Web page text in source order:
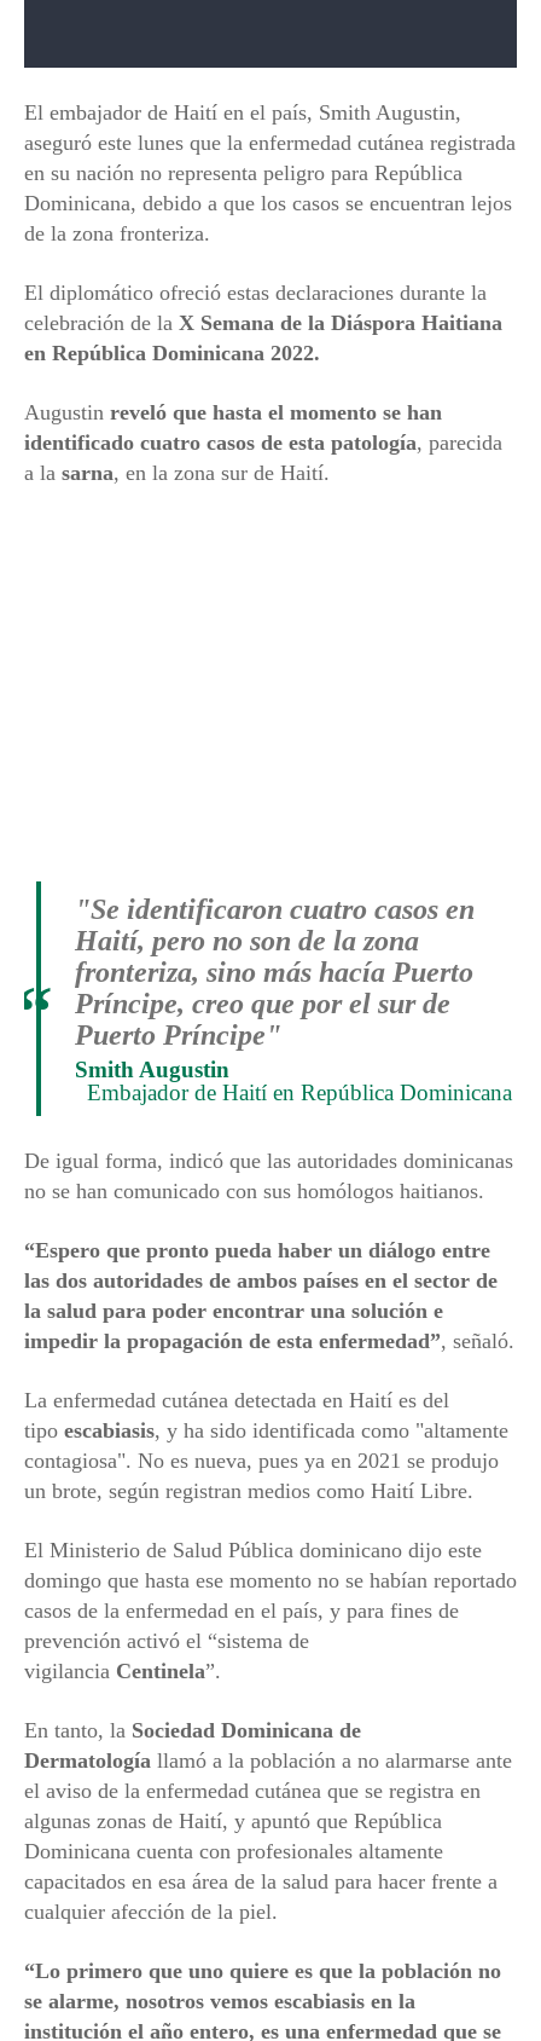
El embajador de Haití en el país, Smith Augustin,
aseguró este lunes que la enfermedad cutánea registrada
en su nación no representa peligro para República
Dominicana, debido a que los casos se encuentran lejos
de la zona fronteriza.
El diplomático ofreció estas declaraciones durante la
celebración de la X Semana de la Diáspora Haitiana
en República Dominicana 2022.
Augustin reveló que hasta el momento se han
identificado cuatro casos de esta patología, parecida
a la sarna, en la zona sur de Haití.
"Se identificaron cuatro casos en
Haití, pero no son de la zona
fronteriza, sino más hacía Puerto
Príncipe, creo que por el sur de
Puerto Príncipe"
Smith Augustin
Embajador de Haití en República Dominicana
“
De igual forma, indicó que las autoridades dominicanas
no se han comunicado con sus homólogos haitianos.
“Espero que pronto pueda haber un diálogo entre
las dos autoridades de ambos países en el sector de
la salud para poder encontrar una solución e
impedir la propagación de esta enfermedad”, señaló.
La enfermedad cutánea detectada en Haití es del
tipo escabiasis, y ha sido identificada como "altamente
contagiosa". No es nueva, pues ya en 2021 se produjo
un brote, según registran medios como Haití Libre.
El Ministerio de Salud Pública dominicano dijo este
domingo que hasta ese momento no se habían reportado
casos de la enfermedad en el país, y para fines de
prevención activó el “sistema de
vigilancia Centinela”.
En tanto, la Sociedad Dominicana de
Dermatología llamó a la población a no alarmarse ante
el aviso de la enfermedad cutánea que se registra en
algunas zonas de Haití, y apuntó que República
Dominicana cuenta con profesionales altamente
capacitados en esa área de la salud para hacer frente a
cualquier afección de la piel.
“Lo primero que uno quiere es que la población no
se alarme, nosotros vemos escabiasis en la
institución el año entero, es una enfermedad que se